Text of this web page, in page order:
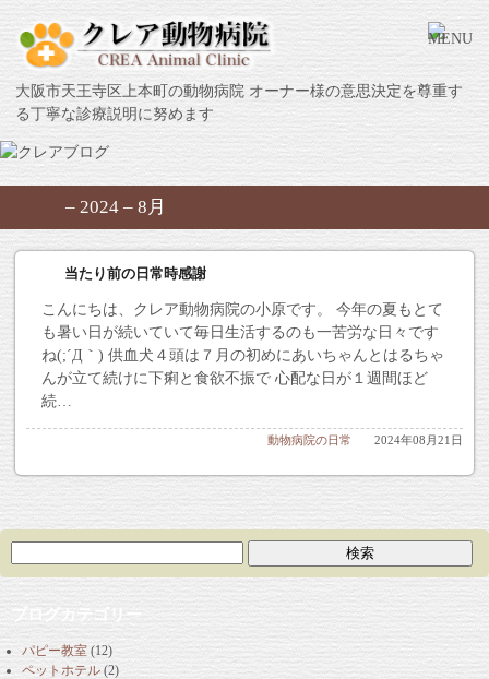
大阪市天王寺区上本町の動物病院 オーナー様の意思決定を尊重す
る丁寧な診療説明に努めます
– 2024 – 8月
当たり前の日常時感謝
こんにちは、クレア動物病院の小原です。 今年の夏もとて
も暑い日が続いていて毎日生活するのも一苦労な日々です
ね(;´Д｀) 供血犬４頭は７月の初めにあいちゃんとはるちゃ
んが立て続けに下痢と食欲不振で 心配な日が１週間ほど
続…
2024年08月21日
動物病院の日常
ブログカテゴリー
パピー教室 (12)
ペットホテル (2)